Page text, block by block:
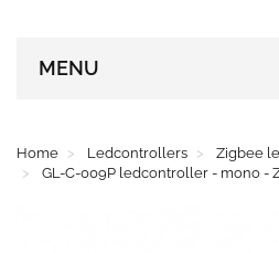
MENU
Home Ledcontrollers
Zigbee
GL-C-009P ledcontroller - mono -